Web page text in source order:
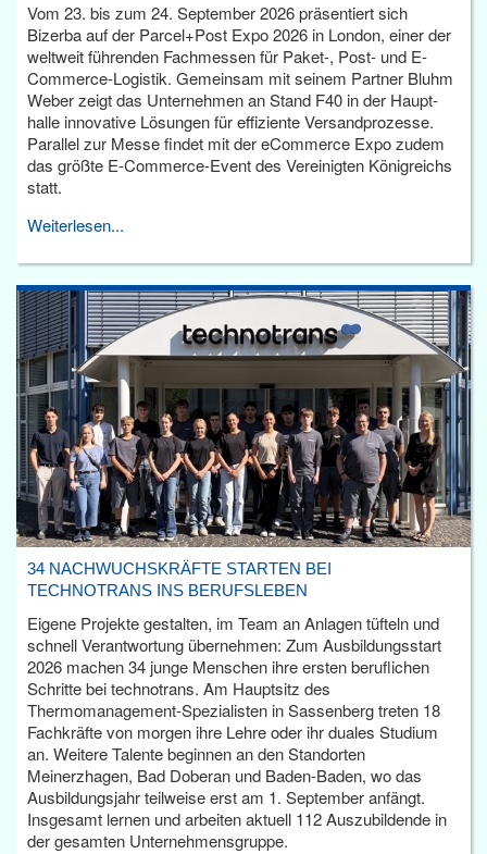
Vom 23. bis zum 24. September 2026 präsentiert sich
Bizerba auf der Parcel+Post Expo 2026 in London, einer der
weltweit führenden Fachmessen für Paket-, Post- und E-
Commerce-Logistik. Gemeinsam mit seinem Partner Bluhm
Weber zeigt das Unternehmen an Stand F40 in der Haupt­
halle innovative Lösungen für effiziente Versandprozesse.
Parallel zur Messe findet mit der eCommerce Expo zudem
das größte E-Commerce-Event des Vereinigten Königreichs
statt.
Weiterlesen...
34 NACHWUCHSKRÄFTE STARTEN BEI
TECHNOTRANS INS BERUFSLEBEN
Eigene Projekte gestalten, im Team an Anlagen tüfteln und
schnell Verantwortung übernehmen: Zum Ausbildungsstart
2026 machen 34 junge Menschen ihre ersten beruflichen
Schritte bei technotrans. Am Hauptsitz des
Thermomanagement-Spezialisten in Sassenberg treten 18
Fachkräfte von morgen ihre Lehre oder ihr duales Studium
an. Weitere Talente beginnen an den Standorten
Meinerzhagen, Bad Doberan und Baden-Baden, wo das
Ausbildungsjahr teilweise erst am 1. September anfängt.
Insgesamt lernen und arbeiten aktuell 112 Auszubildende in
der gesamten Unternehmensgruppe.